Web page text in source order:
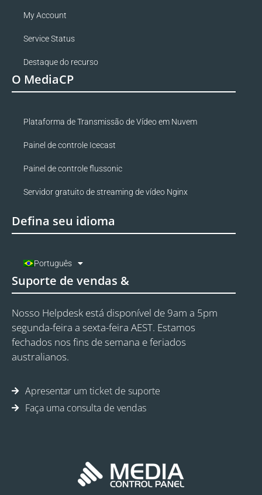
My Account
Service Status
Destaque do recurso
O MediaCP
Plataforma de Transmissão de Vídeo em Nuvem
Painel de controle Icecast
Painel de controle flussonic
Servidor gratuito de streaming de vídeo Nginx
Defina seu idioma
Português
Suporte de vendas &
Nosso Helpdesk está disponível de 9am a 5pm
segunda-feira a sexta-feira AEST. Estamos
fechados nos fins de semana e feriados
australianos.
Apresentar um ticket de suporte
Faça uma consulta de vendas